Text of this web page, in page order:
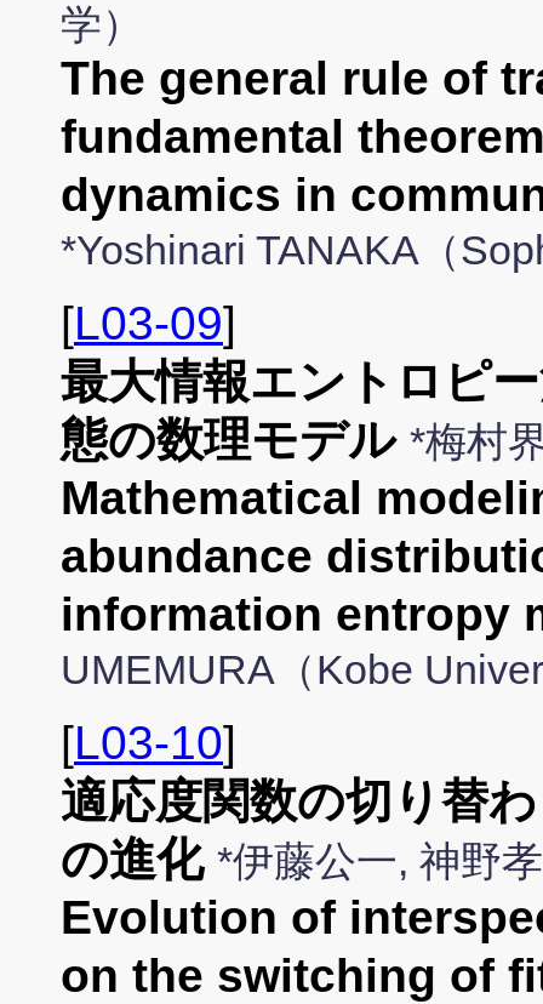
学）
The general rule of
fundamental
dynamics in
*Yoshinari TANAKA（
[L03-09]
最大情報エントロピ
態の数理モデル *梅村
Mathematical
abundance
information entropy
UMEMURA（Kobe
[L03-10]
適応度関数の切り替
の進化 *伊藤公一, 神野
Evolution of
on the switching of